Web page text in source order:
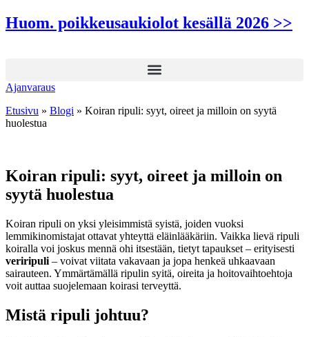
Mene
sisältöön
Huom. poikkeusaukiolot kesällä 2026 >>
Ajanvaraus
Etusivu » Blogi » Koiran ripuli: syyt, oireet ja milloin on syytä
huolestua
Koiran ripuli: syyt, oireet ja milloin on
syytä huolestua
Koiran ripuli on yksi yleisimmistä syistä, joiden vuoksi
lemmikinomistajat ottavat yhteyttä eläinlääkäriin. Vaikka lievä ripuli
koiralla voi joskus mennä ohi itsestään, tietyt tapaukset – erityisesti
veriripuli – voivat viitata vakavaan ja jopa henkeä uhkaavaan
sairauteen. Ymmärtämällä ripulin syitä, oireita ja hoitovaihtoehtoja
voit auttaa suojelemaan koirasi terveyttä.
Mistä ripuli johtuu?